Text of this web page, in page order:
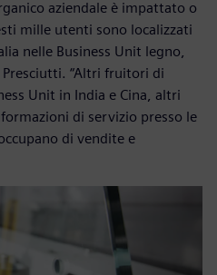
aziendale è impattato o
mille utenti sono localizzati
nelle Business Unit legno,
Presciutti. “Altri fruitori di
Unit in India e Cina, altri
di servizio presso le
di vendite e